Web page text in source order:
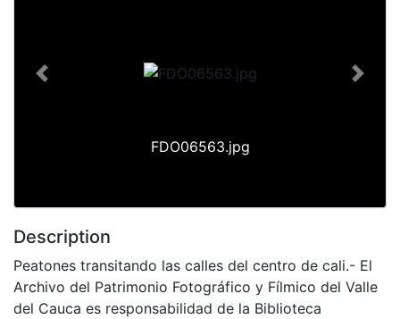
FDO06563.jpg
Previous Next
Description
Peatones transitando las calles del centro de cali.- El
Archivo del Patrimonio Fotográfico y Fílmico del Valle
del Cauca es responsabilidad de la Biblioteca